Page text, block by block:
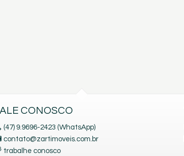
CONOSCO
(47) 9.9696-2423 (WhatsApp)
contato@zartimoveis.com.br
trabalhe conosco